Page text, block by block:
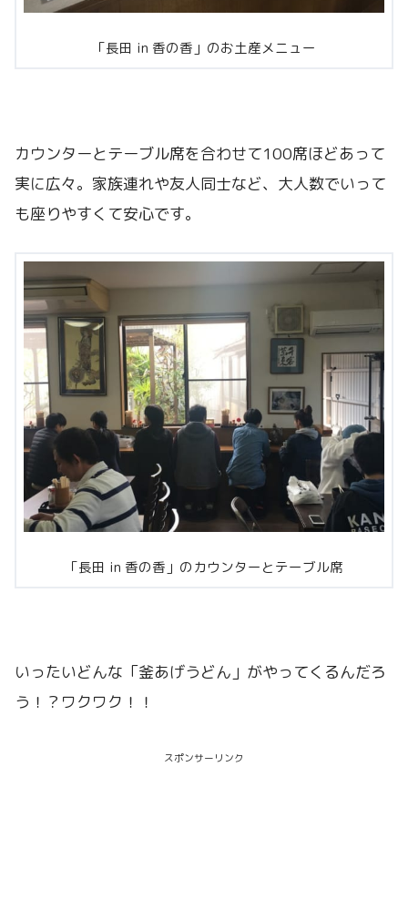
「長田 in 香の香」のお土産メニュー
カウンターとテーブル席を合わせて100席ほどあって
実に広々。家族連れや友人同士など、大人数でいって
も座りやすくて安心です。
「長田 in 香の香」のカウンターとテーブル席
いったいどんな「釜あげうどん」がやってくるんだろ
う！？ワクワク！！
スポンサーリンク